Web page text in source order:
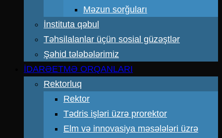
Məzun sorğuları
İnstituta qəbul
Təhsilalanlar üçün sosial güzəştlər
Şəhid tələbələrimiz
İDARƏETMƏ ORQANLARI
Rektorluq
Rektor
Tədris işləri üzrə prorektor
Elm və innovasiya məsələləri üzrə